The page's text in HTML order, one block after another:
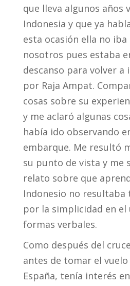
que lleva algunos años
Indonesia y que ya
esta ocasión ella no iba
nosotros pues estaba
descanso para volver
por Raja Ampat.
cosas sobre su
y me aclaró algunas
había ido observando
embarque. Me resultó
su punto de vista y me
relato sobre que
Indonesio no resultaba
por la simplicidad en el
formas verbales.
Como después del
antes de tomar el
España, tenía interés